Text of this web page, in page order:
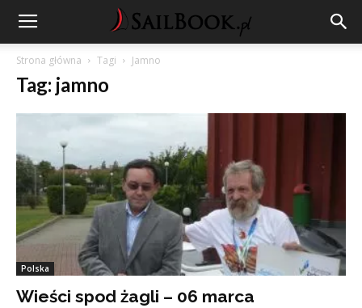
Strona główna Tagi Jamno
Tag: jamno
Polska
Wieści spod żagli – 06 marca